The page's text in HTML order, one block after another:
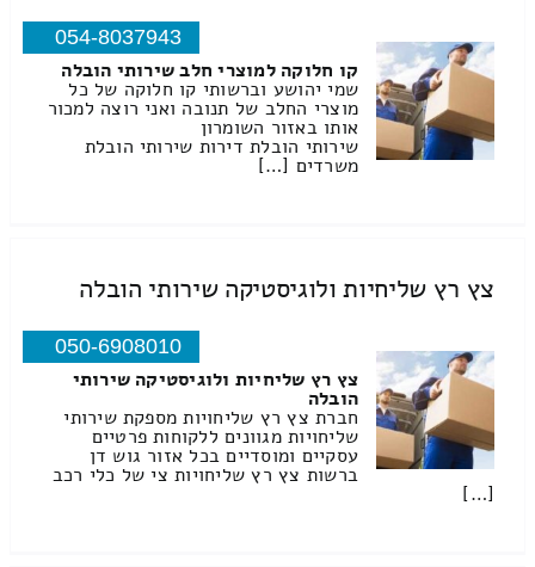
054-8037943
קו חלוקה למוצרי חלב שירותי הובלה
שמי יהושע וברשותי קו חלוקה של כל
מוצרי החלב של תנובה ואני רוצה למכור
אותו באזור השומרון
שירותי הובלת דירות שירותי הובלת
משרדים […]
צץ רץ שליחיות ולוגיסטיקה שירותי הובלה
050-6908010
צץ רץ שליחיות ולוגיסטיקה שירותי
הובלה
חברת צץ רץ שליחויות מספקת שירותי
שליחויות מגוונים ללקוחות פרטיים
עסקיים ומוסדיים בכל אזור גוש דן
ברשות צץ רץ שליחויות צי של כלי רכב
[…]